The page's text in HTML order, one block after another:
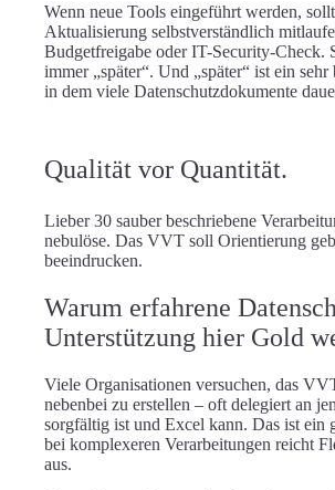
Wenn neue Tools eingeführt werden,
Aktualisierung selbstverständlich
Budgetfreigabe oder IT-Security-Check.
immer „später“. Und „später“ ist ein sehr
in dem viele Datenschutzdokumente
Qualität vor Quantität.
Lieber 30 sauber beschriebene
nebulöse. Das VVT soll Orientierung
beeindrucken.
Warum erfahrene
Unterstützung hier Gold
Viele Organisationen versuchen, das
nebenbei zu erstellen – oft delegiert an
sorgfältig ist und Excel kann. Das ist ein
bei komplexeren Verarbeitungen reicht
aus.